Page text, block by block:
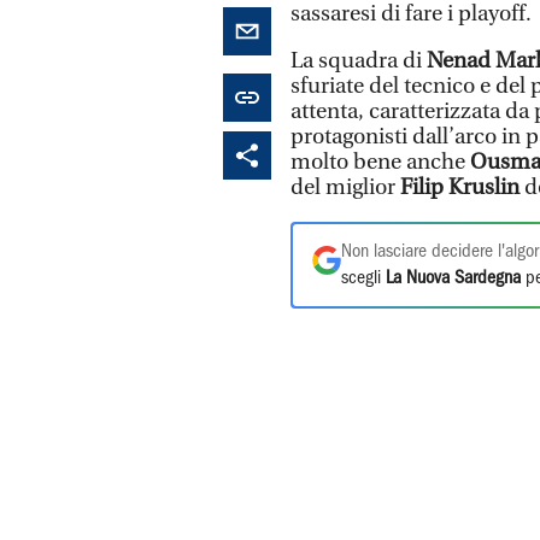
sassaresi di fare i playoff.
La squadra diNenad
sfuriate del tecnico e del
attenta, caratterizzata
protagonisti dall’arco in
molto bene anche
del migliorFilip Kruslin
Non lasciare decidere
scegli La Nuova Sardegna